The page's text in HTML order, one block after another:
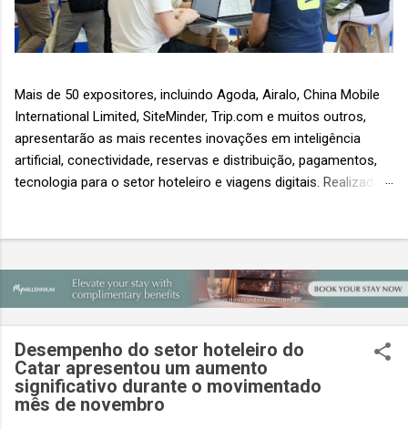
Mais de 50 expositores, incluindo Agoda, Airalo, China Mobile
International Limited, SiteMinder, Trip.com e muitos outros,
apresentarão as mais recentes inovações em inteligência
artificial, conectividade, reservas e distribuição, pagamentos,
tecnologia para o setor hoteleiro e viagens digitais. Realizada
podem acessar os três eventos simultâneos A Travel Tech
Asia 2026 retorna de 21 a 23 de outubro de 2026 no Sands
compradores para explorar as inovações que moldam o futuro
das viagens. O evento também contará com a presença de
importantes nomes do setor e debates sobre as principais
Desempenho do setor hoteleiro do
Catar apresentou um aumento
significativo durante o movimentado
mês de novembro